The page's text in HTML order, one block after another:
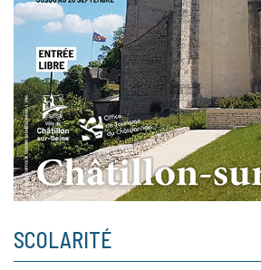
SCOLARITÉ